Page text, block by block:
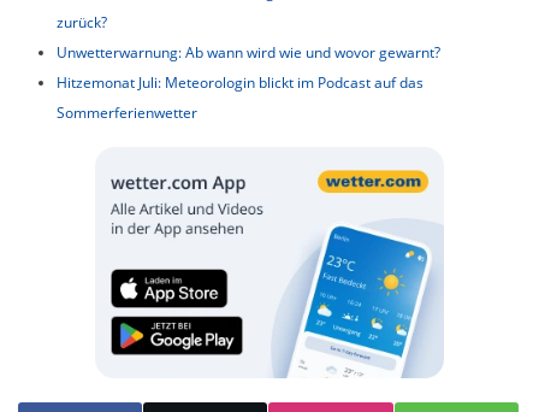
zurück?
Unwetterwarnung: Ab wann wird wie und wovor gewarnt?
Hitzemonat Juli: Meteorologin blickt im Podcast auf das
Sommerferienwetter